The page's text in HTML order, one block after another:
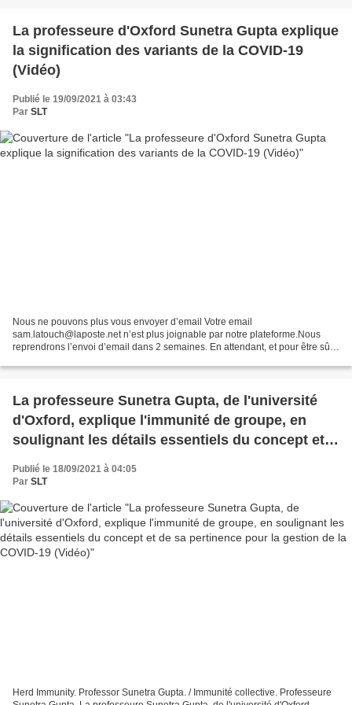
La professeure d'Oxford Sunetra Gupta explique
la signification des variants de la COVID-19
(Vidéo)
Publié le 19/09/2021 à 03:43
Par SLT
Nous ne pouvons plus vous envoyer d’email Votre email
sam.latouch@laposte.net n’est plus joignable par notre plateforme.Nous
reprendrons l’envoi d’email dans 2 semaines. En attendant, et pour être sûr
La professeure Sunetra Gupta, de l'université
d'Oxford, explique l'immunité de groupe, en
soulignant les détails essentiels du concept et
de sa pertinence pour la gestion de la COVID-19
(Vidéo)
Publié le 18/09/2021 à 04:05
Par SLT
Herd Immunity. Professor Sunetra Gupta. / Immunité collective. Professeure